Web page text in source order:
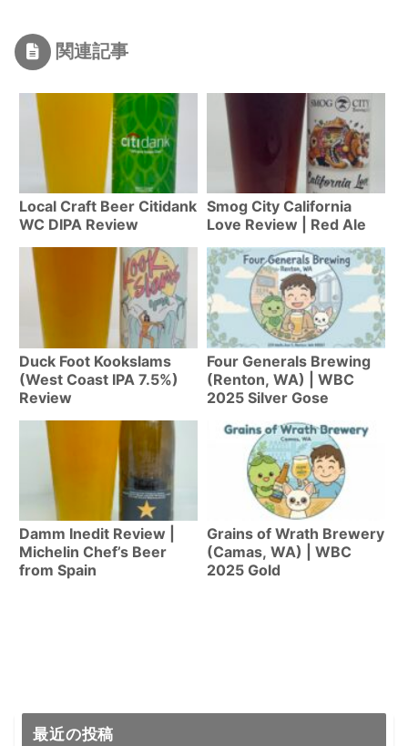
関連記事
Local Craft Beer Citidank
WC DIPA Review
Smog City California
Love Review | Red Ale
Duck Foot Kookslams
(West Coast IPA 7.5%)
Review
Four Generals Brewing
(Renton, WA) | WBC
2025 Silver Gose
Damm Inedit Review |
Michelin Chef’s Beer
from Spain
Grains of Wrath Brewery
(Camas, WA) | WBC
2025 Gold
最近の投稿